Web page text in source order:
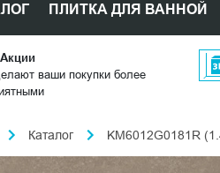
ПЛИТКА ДЛЯ ВАННОЙ
ваши покупки более
Каталог KM6012G0181R